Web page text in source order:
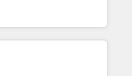
generation to
and eliminating
and adapt to your goals.
use the HubSpot platform
improve your current HubSpot
new one.